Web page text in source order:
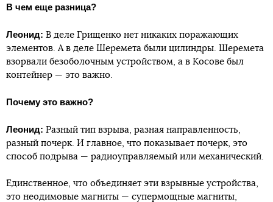
В чем еще разница?
Леонид: В деле Грищенко нет никаких поражающих
элементов. А в деле Шеремета были цилиндры. Шеремета
взорвали безоболочным устройством, а в Косове был
контейнер — это важно.
Почему это важно?
Леонид: Разный тип взрыва, разная направленность,
разный почерк. И главное, что показывает почерк, это
способ подрыва — радиоуправляемый или механический.
Единственное, что объединяет эти взрывные устройства,
это неодимовые магниты — супермощные магниты,